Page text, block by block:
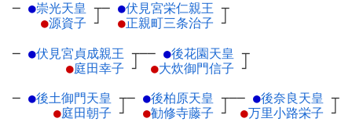
─ ●崇光天皇 ┬
●源資子 ┘
─ ●伏見宮栄仁親王 ┬
●正親町三条治子 ┘
─ ●伏見宮貞成親王 ┬
●庭田幸子 ┘
── ●後花園天皇 ┬
●大炊御門信子 ┘
─ ●後土御門天皇 ┬
●庭田朝子 ┘
─ ●後柏原天皇 ┬
●勧修寺藤子 ┘
── ●後奈良天皇 ┬
●万里小路栄子 ┘